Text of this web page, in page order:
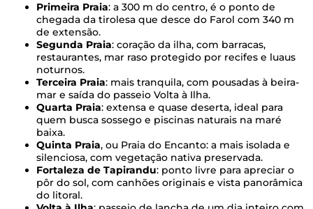
Primeira Praia: a 300 m do centro, é o ponto de
chegada da tirolesa que desce do Farol com 340 m
de extensão.
Segunda Praia: coração da ilha, com barracas,
restaurantes, mar raso protegido por recifes e luaus
noturnos.
Terceira Praia: mais tranquila, com pousadas à beira-
mar e saída do passeio Volta à Ilha.
Quarta Praia: extensa e quase deserta, ideal para
quem busca sossego e piscinas naturais na maré
baixa.
Quinta Praia, ou Praia do Encanto: a mais isolada e
silenciosa, com vegetação nativa preservada.
Fortaleza de Tapirandu: ponto livre para apreciar o
pôr do sol, com canhões originais e vista panorâmica
do litoral.